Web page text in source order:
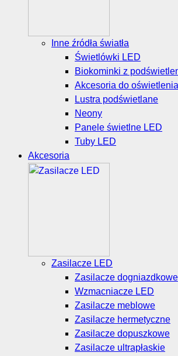
Inne źródła światła
Świetlówki LED
Biokominki z
Akcesoria do oświetlenia
Lustra podświetlane
Neony
Panele świetlne LED
Tuby LED
Akcesoria
Zasilacze LED
Zasilacze dogniazdkowe
Wzmacniacze LED
Zasilacze meblowe
Zasilacze hermetyczne
Zasilacze dopuszkowe
Zasilacze ultrapłaskie